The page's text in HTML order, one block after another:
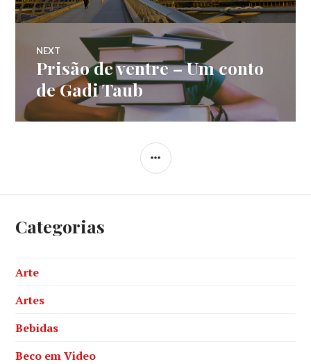
NEXT
Next
post:
Prisão de ventre – Um conto
de Gadi Taub
SIDEBAR
Categorias
Arte
Artes
Bebidas
Beco em Video